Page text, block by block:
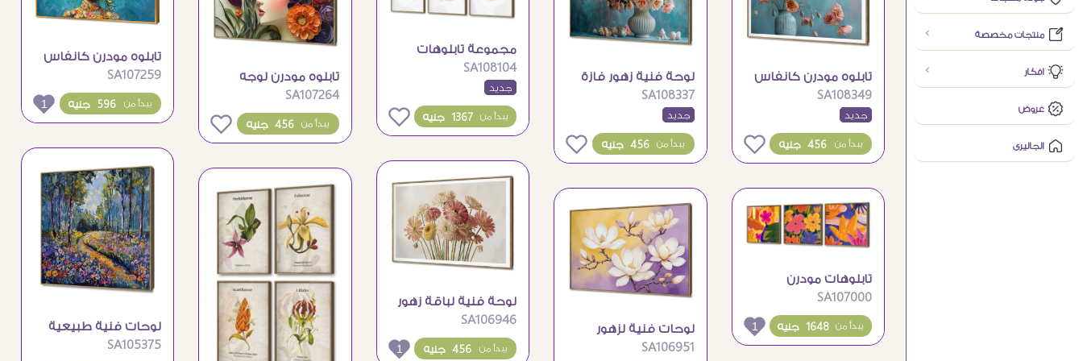
منتجات مخصصة
افكار
عروض
الجاليرى
تابلوه مودرن كانفاس
لزهور رقيقة في فازة
SA108349
جديد
456 جنيه يبدأ من 0
لوحة فنية زهور فازة
مع اصداف بحرية
SA108337
جديد
456 جنيه يبدأ من 0
مجموعة تابلوهات
مودرن بتصاميم نباتية
هادئة
SA108104
جديد
1367 جنيه يبدأ من
تابلوه مودرن لوجه
فتاة بالزهور الملونة
SA107264
456 جنيه يبدأ من 0
تابلوه مودرن كانفاس
لفتاة بزهور ملونة
SA107259
596 جنيه يبدأ من 1
تابلوهات مودرن
بتصميم زهور ملونة
وجذابة
SA107000
1648 جنيه يبدأ من 1
لوحات فنية لزهور
الماغنوليا البيضاء
SA106951
لوحة فنية لباقة زهور
طبيعية ربيعية
SA106946
456 جنيه يبدأ من 1
لوحات فنية طبيعية
لغابة زهور ملونة خلابة
SA105375